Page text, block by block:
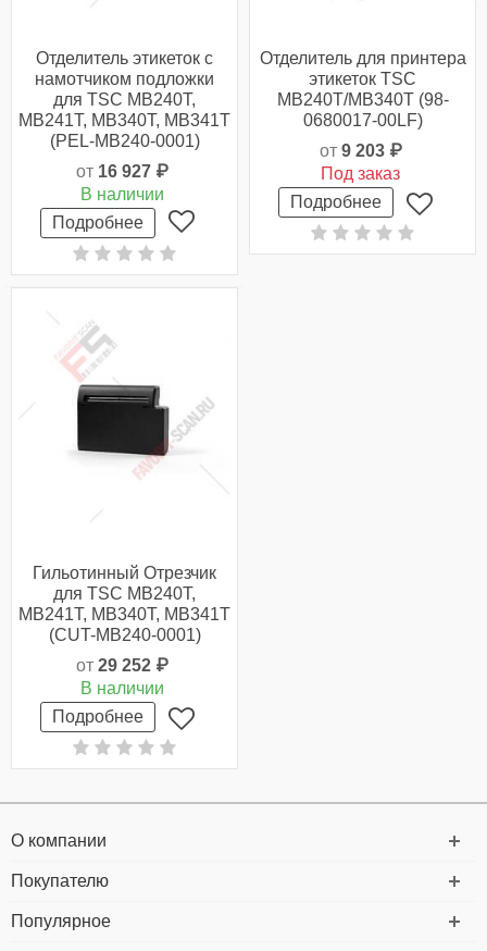
Отделитель этикеток с
намотчиком подложки
для TSC MB240T,
MB241T, MB340T, MB341T
(PEL-MB240-0001)
от 16 927 ₽
В наличии
Подробнее
Отделитель для принтера
этикеток TSC
MB240T/MB340T (98-
0680017-00LF)
от 9 203 ₽
Под заказ
Подробнее
Гильотинный Отрезчик
для TSC MB240T,
MB241T, MB340T, MB341T
(CUT-MB240-0001)
от 29 252 ₽
В наличии
Подробнее
О компании
Покупателю
Популярное